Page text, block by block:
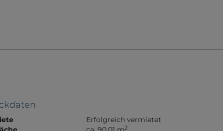
Erfolgreich vermietet
2